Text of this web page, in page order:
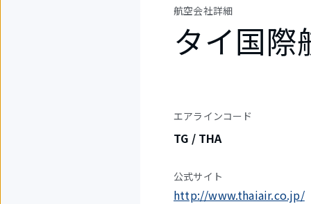
航空会社詳細
タイ国際
エアラインコード
TG / THA
公式サイト
http://www.thaiair.co.jp/